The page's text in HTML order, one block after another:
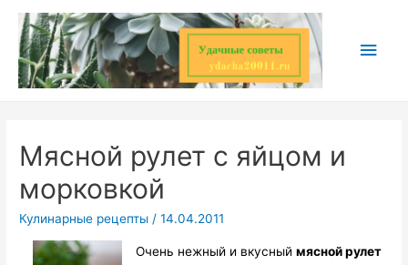
Перейти
содержимому
Мясной рулет с яйцом и
морковкой
Кулинарные рецепты /14.04.2011
Очень нежный и вкусныймясной рулет